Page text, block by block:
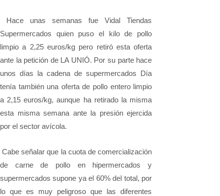
Hace unas semanas fue Vidal Tiendas
Supermercados quien puso el kilo de pollo
limpio a 2,25 euros/kg pero retiró esta oferta
ante la petición de LA UNIÓ. Por su parte hace
unos días la cadena de supermercados Día
tenía también una oferta de pollo entero limpio
a 2,15 euros/kg, aunque ha retirado la misma
esta misma semana ante la presión ejercida
por el sector avícola.
Cabe señalar que la cuota de comercialización
de carne de pollo en hipermercados y
supermercados supone ya el 60% del total, por
lo que es muy peligroso que las diferentes